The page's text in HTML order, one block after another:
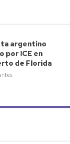
argentino
por ICE en
de Florida